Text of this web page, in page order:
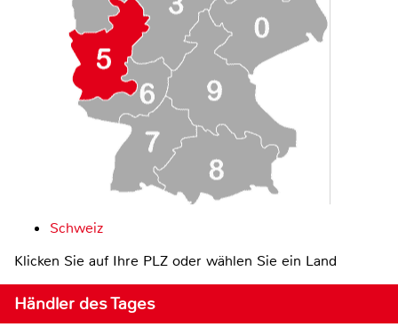
Schweiz
Klicken Sie auf Ihre PLZ oder wählen Sie ein Land
Händler des Tages